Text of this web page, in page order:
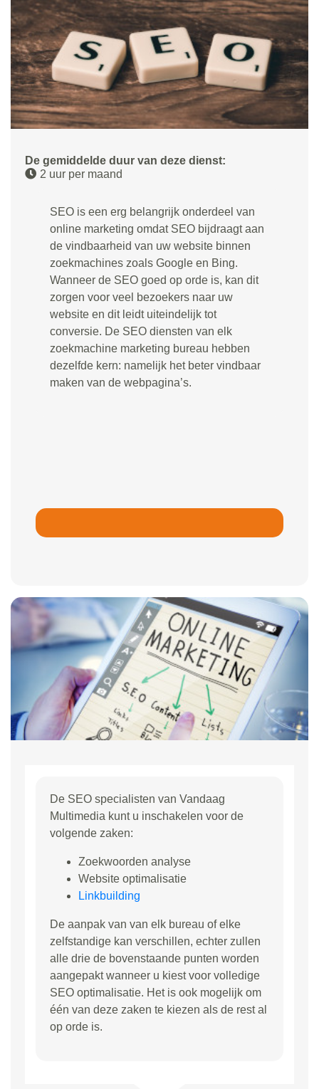
De gemiddelde duur van deze dienst:
2 uur per maand
SEO is een erg belangrijk onderdeel van
online marketing omdat SEO bijdraagt aan
de vindbaarheid van uw website binnen
zoekmachines zoals Google en Bing.
Wanneer de SEO goed op orde is, kan dit
zorgen voor veel bezoekers naar uw
website en dit leidt uiteindelijk tot
conversie. De SEO diensten van elk
zoekmachine marketing bureau hebben
dezelfde kern: namelijk het beter vindbaar
maken van de webpagina’s.
De SEO specialisten van Vandaag
Multimedia kunt u inschakelen voor de
volgende zaken:
Zoekwoorden analyse
Website optimalisatie
Linkbuilding
De aanpak van van elk bureau of elke
zelfstandige kan verschillen, echter zullen
alle drie de bovenstaande punten worden
aangepakt wanneer u kiest voor volledige
SEO optimalisatie. Het is ook mogelijk om
één van deze zaken te kiezen als de rest al
op orde is.